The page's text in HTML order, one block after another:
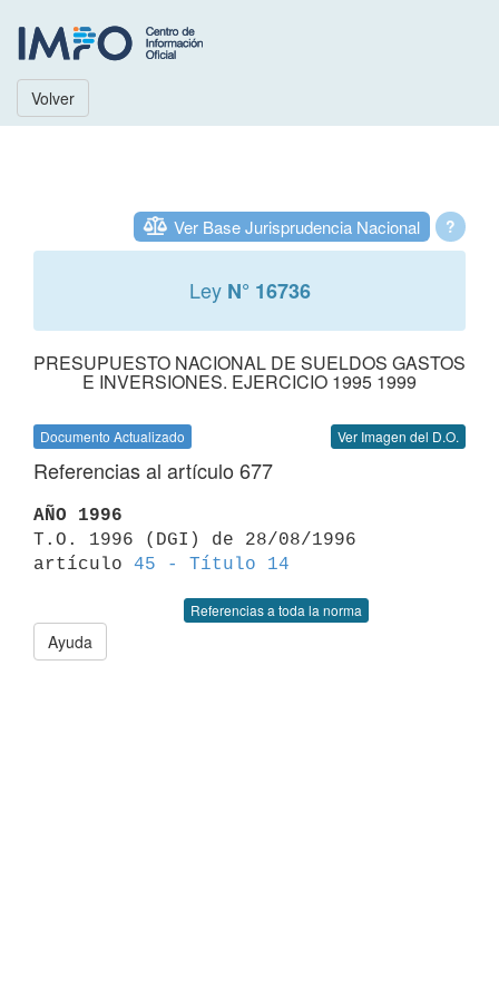
Volver
?
Ver Base Jurisprudencia Nacional
Ley N° 16736
PRESUPUESTO NACIONAL DE SUELDOS GASTOS
E INVERSIONES. EJERCICIO 1995 1999
Documento Actualizado Ver Imagen del D.O.
Referencias al artículo 677
AÑO 1996
T.O. 1996 (DGI) de 28/08/1996
artículo 45 - Título 14
Referencias a toda la norma
Ayuda